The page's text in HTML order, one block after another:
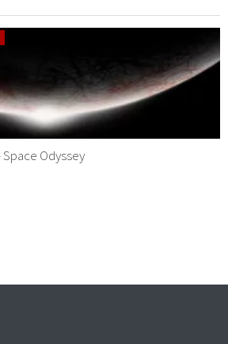
Space Odyssey